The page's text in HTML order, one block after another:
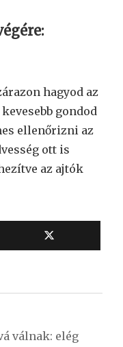
hagyod az
gondod
ellenőrizni az
ott is
az ajtók
válnak: elég